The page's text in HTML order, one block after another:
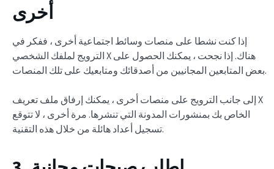
أخرى
إذا كنت نشطا على منصات وسائط اجتماعية أخرى ، ففكر في
الترويج لملفك الشخصي X هناك. إذا نجحت ، يمكنك الحصول على
بعض المتابعين المجانيين من أصدقائك ومتابعيك على تلك المنصات.
إلى جانب الترويج على منصات أخرى ، يمكنك إرفاق ملف تعريف X
الخاص بك بمنشورات المدونة التي تنشرها. مرة أخرى ، لا تتوقع
تسجيل أعداد هائلة من خلال هذه التقنية.